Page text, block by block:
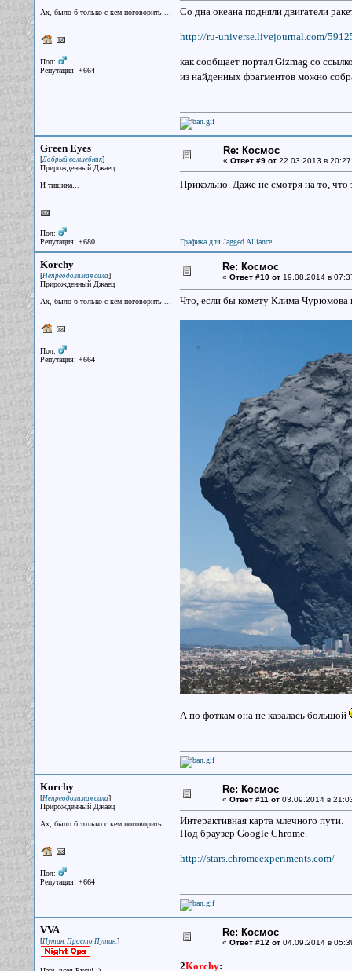
Ах, было б только с кем поговорить ...
Пол:
Репутация: +664
Со дна океана подняли двигатели
http://ru-universe.livejournal.com/
как сообщает портал Gizmag со
из найденных фрагментов можно
Green Eyes
[Добрый волшебник]
Прирожденный Джаец
И тишина...
Пол:
Репутация: +680
Re: Космос
« Ответ #9 от22.03.2013 в
Прикольно. Даже не смотря на то, что
Графика для Jagged Alliance
Korchy
[Непреодолимая сила]
Прирожденный Джаец
Ах, было б только с кем поговорить ...
Пол:
Репутация: +664
Re: Космос
« Ответ #10 от19.08.2014 в
Что, если бы комету Клима Чурюмова
А по фоткам она не казалась большой
Korchy
[Непреодолимая сила]
Прирожденный Джаец
Ах, было б только с кем поговорить ...
Пол:
Репутация: +664
Re: Космос
« Ответ #11 от03.09.2014 в
Интерактивная карта млечного пути.
Под браузер Google Chrome.
http://stars.chromeexperiments.com/
VVA
[Путин. Просто Путин.]
Re: Космос
« Ответ #12 от04.09.2014 в
2Korchy: